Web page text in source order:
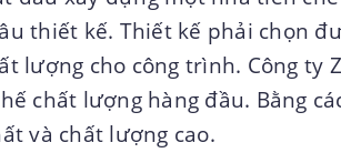
thiết kế. Thiết kế phải chọn
lượng cho công trình. Công ty
chất lượng hàng đầu. Bằng
và chất lượng cao.